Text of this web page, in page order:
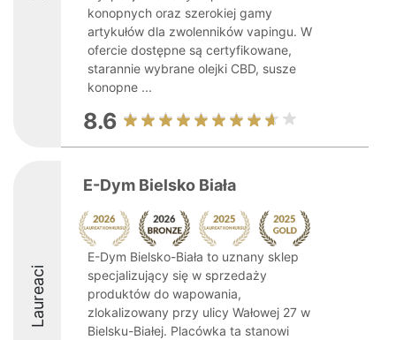
konopnych oraz szerokiej gamy
artykułów dla zwolenników vapingu. W
ofercie dostępne są certyfikowane,
starannie wybrane olejki CBD, susze
konopne ...
8.6
Laureaci
E-Dym Bielsko Biała
E-Dym Bielsko-Biała to uznany sklep
specjalizujący się w sprzedaży
produktów do wapowania,
zlokalizowany przy ulicy Wałowej 27 w
Bielsku-Białej. Placówka ta stanowi